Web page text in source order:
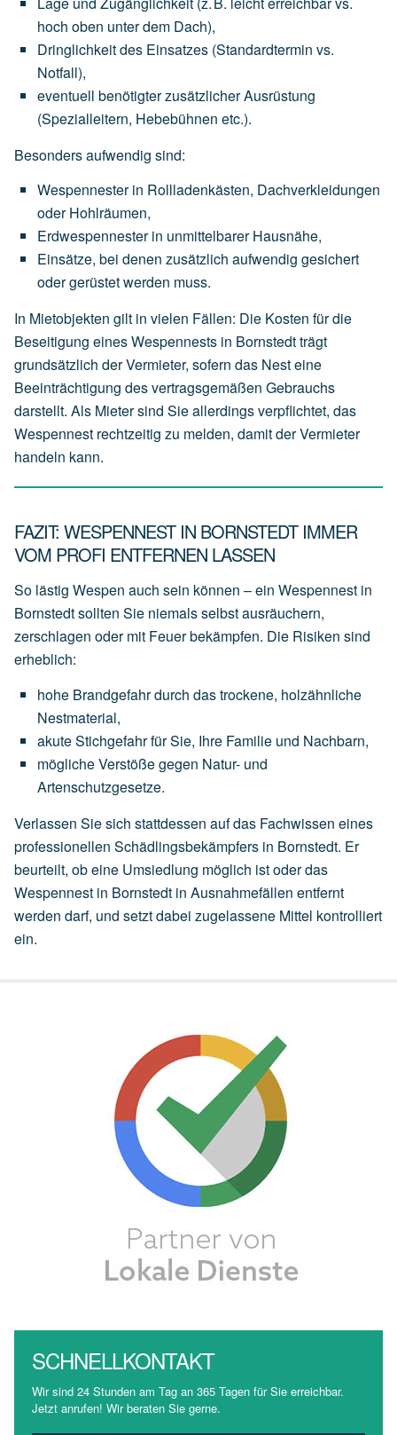
hoch oben unterdem Dach),
Dringlichkeit des Einsatzes (Standardtermin vs.
Notfall),
eventuell benötigterzusätzlicher Ausrüstung
(Spezialleitern, Hebebühnen etc.).
Besonders aufwendig sind:
Wespennester in Rollladenkästen, Dachverkleidungen
oder Hohlräumen,
Erdwespennester in unmittelbarer Hausnähe,
Einsätze, bei denen zusätzlich aufwendig gesichert
odergerüstetwerden muss.
In Mietobjekten gilt in vielen Fällen: Die Kosten für die
Beseitigung eines Wespennests in Bornstedt trägt
grundsätzlich derVermieter, sofern das Nest eine
Beeinträchtigung des vertragsgemäßen Gebrauchs
darstellt. Als Mieter sind Sie allerdings verpflichtet, das
Wespennest rechtzeitig zu melden, damit der Vermieter
handeln kann.
FAZIT: WESPENNEST IN BORNSTEDT IMMER
VOM PROFI ENTFERNEN LASSEN
So lästig Wespen auch sein können – ein Wespennest in
Bornstedt sollten Sie niemals selbst ausräuchern,
zerschlagen oder mit Feuer bekämpfen. Die Risiken sind
erheblich:
hohe Brandgefahrdurch dastrockene, holzähnliche
Nestmaterial,
akuteStichgefahrfürSie, Ihre Familie und Nachbarn,
möglicheVerstößegegen Natur- und
Artenschutzgesetze.
Verlassen Sie sich stattdessen auf das Fachwissen eines
professionellen Schädlingsbekämpfers in Bornstedt. Er
beurteilt, ob eine Umsiedlung möglich ist oder das
Wespennest in Bornstedt in Ausnahmefällen entfernt
werden darf, und setzt dabei zugelassene Mittel kontrolliert
ein.
SCHNELLKONTAKT
Wir sind 24 Stunden am Tag an 365 Tagen für Sie erreichbar.
Jetzt anrufen! Wir beraten Sie gerne.